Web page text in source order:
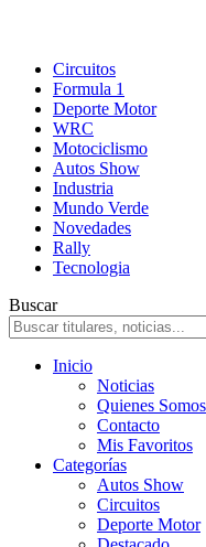
Circuitos
Formula 1
Deporte Motor
WRC
Motociclismo
Autos Show
Industria
Mundo Verde
Novedades
Rally
Tecnologia
Buscar
Inicio
Noticias
Quienes Somos
Contacto
Mis Favoritos
Categorías
Autos Show
Circuitos
Deporte Motor